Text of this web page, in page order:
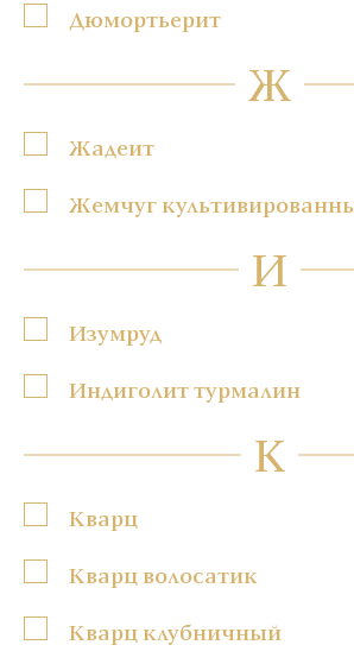
Дюмортьерит
Ж
Жадеит
Жемчуг
И
Изумруд
Индиголит турмалин
К
Кварц
Кварц волосатик
Кварц клубничный